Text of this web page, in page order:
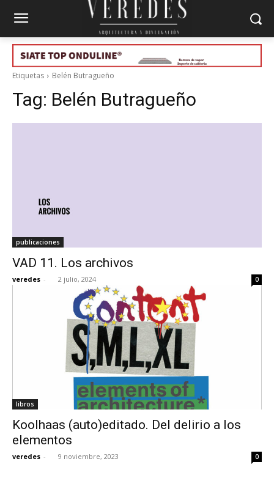
Etiquetas Belén Butragueño
Tag: Belén Butragueño
publicaciones
VAD 11. Los archivos
veredes - 2 julio, 2024 0
libros
Koolhaas (auto)editado. Del delirio a los
elementos
veredes - 9 noviembre, 2023 0